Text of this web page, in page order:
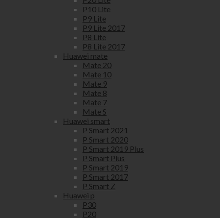
P10 Lite
P9 Lite
P9 Lite 2017
P8 Lite
P8 Lite 2017
Huawei mate
Mate 20
Mate 10
Mate 9
Mate 8
Mate 7
Mate S
Huawei smart
P Smart 2021
P Smart 2020
P Smart 2019 Plus
P Smart Plus
P Smart 2019
P Smart 2017
P Smart Z
Huawei p
P30
P20